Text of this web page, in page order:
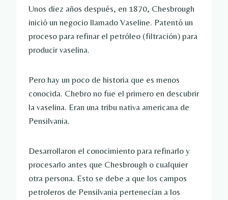
Unos diez años después, en 1870, Chesbrough
inició un negocio llamado Vaseline. Patentó un
proceso para refinar el petróleo (filtración) para
producir vaselina.
Pero hay un poco de historia que es menos
conocida. Chebro no fue el primero en descubrir
la vaselina. Eran una tribu nativa americana de
Pensilvania.
Desarrollaron el conocimiento para refinarlo y
procesarlo antes que Chesbrough o cualquier
otra persona. Esto se debe a que los campos
petroleros de Pensilvania pertenecían a los